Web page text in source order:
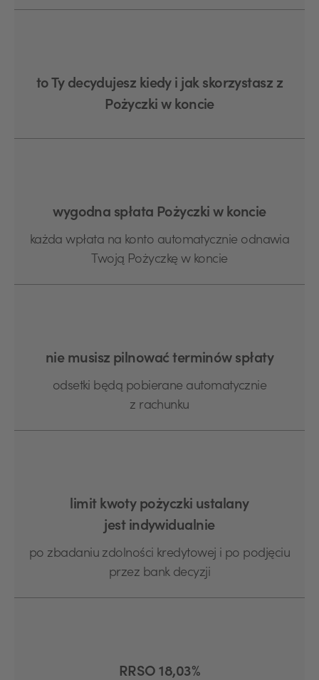
to Ty decydujesz kiedy i jak skorzystasz z
Pożyczki w koncie
wygodna spłata Pożyczki w koncie
każda wpłata na konto automatycznie odnawia
Twoją Pożyczkę w koncie
nie musisz pilnować terminów spłaty
odsetki będą pobierane automatycznie
z rachunku
limit kwoty pożyczki ustalany
jest indywidualnie
po zbadaniu zdolności kredytowej i po podjęciu
przez bank decyzji
RRSO 18,03%